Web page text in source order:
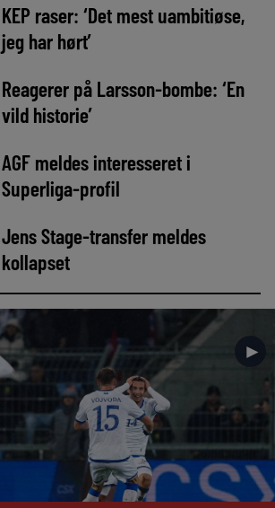
KEP raser: ‘Det mest uambitiøse,
jeg har hørt’
Reagerer på Larsson-bombe: ‘En
vild historie’
AGF meldes interesseret i
Superliga-profil
Jens Stage-transfer meldes
kollapset
►